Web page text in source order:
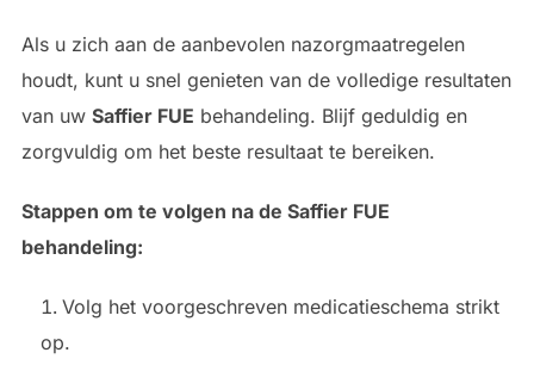
Als u zich aan de aanbevolen nazorgmaatregelen
houdt, kunt u snel genieten van de volledige resultaten
van uw Saffier FUE behandeling. Blijf geduldig en
zorgvuldig om het beste resultaat te bereiken.
Stappen om te volgen na de Saffier FUE
behandeling:
Volg het voorgeschreven medicatieschema strikt
op.